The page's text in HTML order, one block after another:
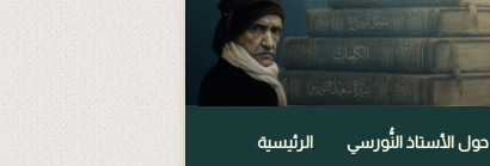
الرئيسية حول الأستاذ النُّورسي